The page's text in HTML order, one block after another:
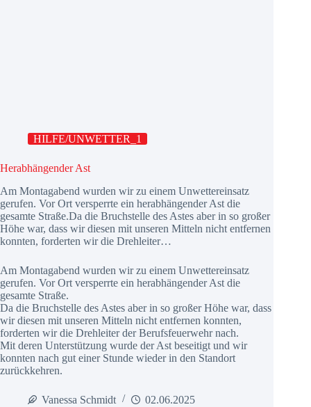
HILFE/UNWETTER_1
Herabhängender Ast
Am Montagabend wurden wir zu einem Unwettereinsatz
gerufen. Vor Ort versperrte ein herabhängender Ast die
gesamte Straße.Da die Bruchstelle des Astes aber in so großer
Höhe war, dass wir diesen mit unseren Mitteln nicht entfernen
konnten, forderten wir die Drehleiter…
Am Montagabend wurden wir zu einem Unwettereinsatz
gerufen. Vor Ort versperrte ein herabhängender Ast die
gesamte Straße.
Da die Bruchstelle des Astes aber in so großer Höhe war, dass
wir diesen mit unseren Mitteln nicht entfernen konnten,
forderten wir die Drehleiter der Berufsfeuerwehr nach.
Mit deren Unterstützung wurde der Ast beseitigt und wir
konnten nach gut einer Stunde wieder in den Standort
zurückkehren.
Vanessa Schmidt 02.06.2025